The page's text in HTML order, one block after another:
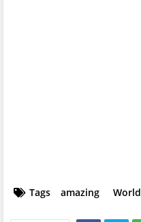
Tags amazing World